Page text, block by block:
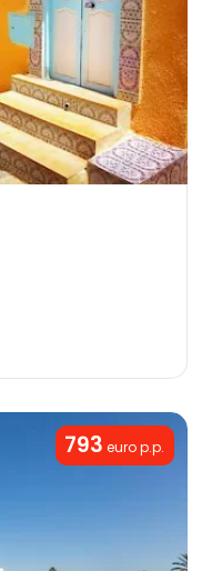
793 euro p.p.